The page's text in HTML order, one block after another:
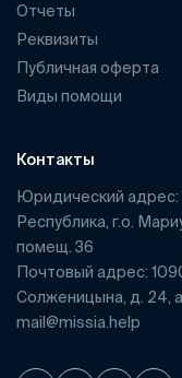
Отчеты
Реквизиты
Публичная оферта
Виды помощи
Контакты
Юридический адрес:
Республика, г.о.
помещ. 36
Почтовый адрес:
Солженицына, д. 24,
mail@missia.help